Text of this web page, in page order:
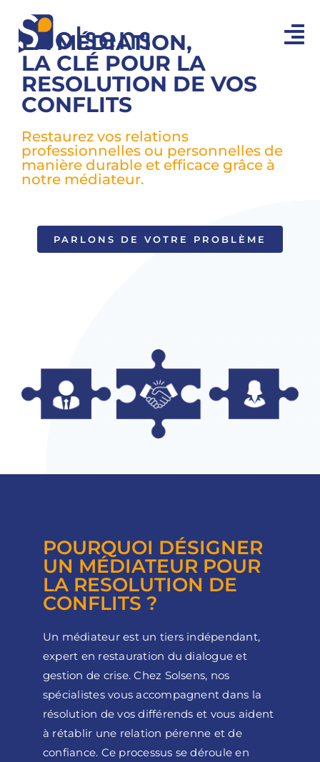
contenu
ACCUEIL
MÉDIATIONS
ESPACE AVOCATS
LA MÉDIATION,
LA CLÉ POUR LA
RESOLUTION DE VOS
CONFLITS
Restaurez vos relations
professionnelles ou personnelles de
manière durable et efficace grâce à
notre médiateur.
PARLONS DE VOTRE PROBLÈME
POURQUOI DÉSIGNER
UN MÉDIATEUR POUR
LA RESOLUTION DE
CONFLITS ?
Un médiateur est un tiers indépendant,
expert en restauration du dialogue et
gestion de crise. Chez Solsens, nos
spécialistes vous accompagnent dans la
résolution de vos différends et vous aident
à rétablir une relation pérenne et de
confiance. Ce processus se déroule en